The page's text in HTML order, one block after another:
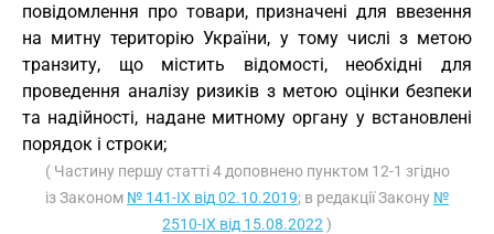
повідомлення про товари, призначені для ввезення
на митну територію України, у тому числі з метою
транзиту, що містить відомості, необхідні для
проведення аналізу ризиків з метою оцінки безпеки
та надійності, надане митному органу у встановлені
порядок і строки;
( Частину першу статті 4 доповнено пунктом 12-1 згідно
із Законом № 141-IX від 02.10.2019; в редакції Закону №
2510-IX від 15.08.2022 )